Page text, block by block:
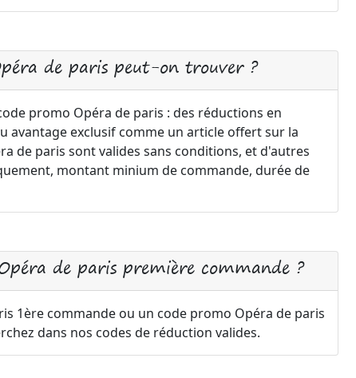
de paris peut-on trouver ?
promo Opéra de paris : des réductions en
avantage exclusif comme un article offert sur la
de paris sont valides sans conditions, et d'autres
montant minium de commande, durée de
de paris première commande ?
1ère commande ou un code promo Opéra de paris
dans nos codes de réduction valides.